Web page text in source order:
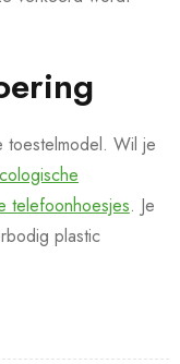
toestelmodel. Wil je
telefoonhoesjes. Je
plastic